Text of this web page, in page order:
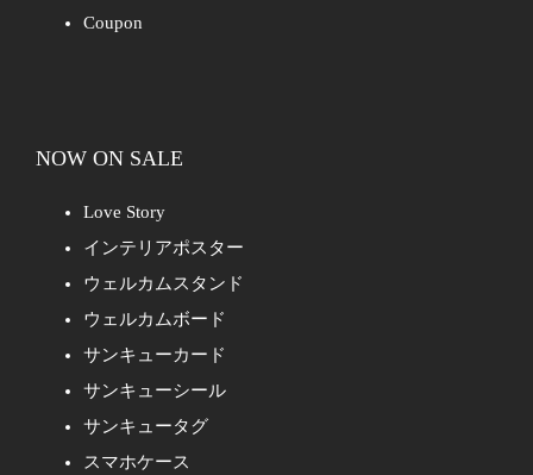
Coupon
NOW ON SALE
Love Story
インテリアポスター
ウェルカムスタンド
ウェルカムボード
サンキューカード
サンキューシール
サンキュータグ
スマホケース